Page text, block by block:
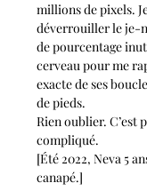
millions de pixels.
déverrouiller le je-
de pourcentage
cerveau pour me
exacte de ses
de pieds.
Rien oublier. C’est
compliqué.
[Été 2022, Neva 5
canapé.]